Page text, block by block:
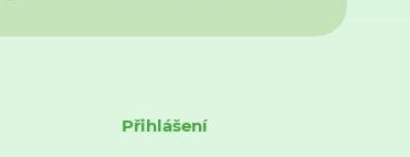
Přihlášení